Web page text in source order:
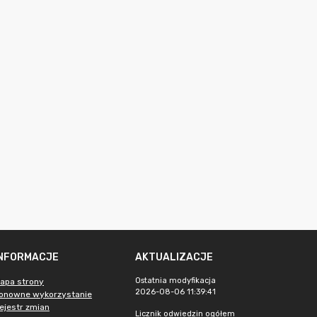
strony
wykorzystanie
zmian
AKTUALIZACJE
Ostatnia modyfikacja
2026-08-06 11:39:41
Licznik odwiedzin ogółem